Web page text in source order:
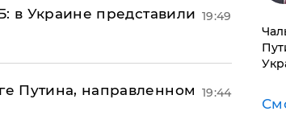
в Украине представили 19:49
Путина, направленном 19:44